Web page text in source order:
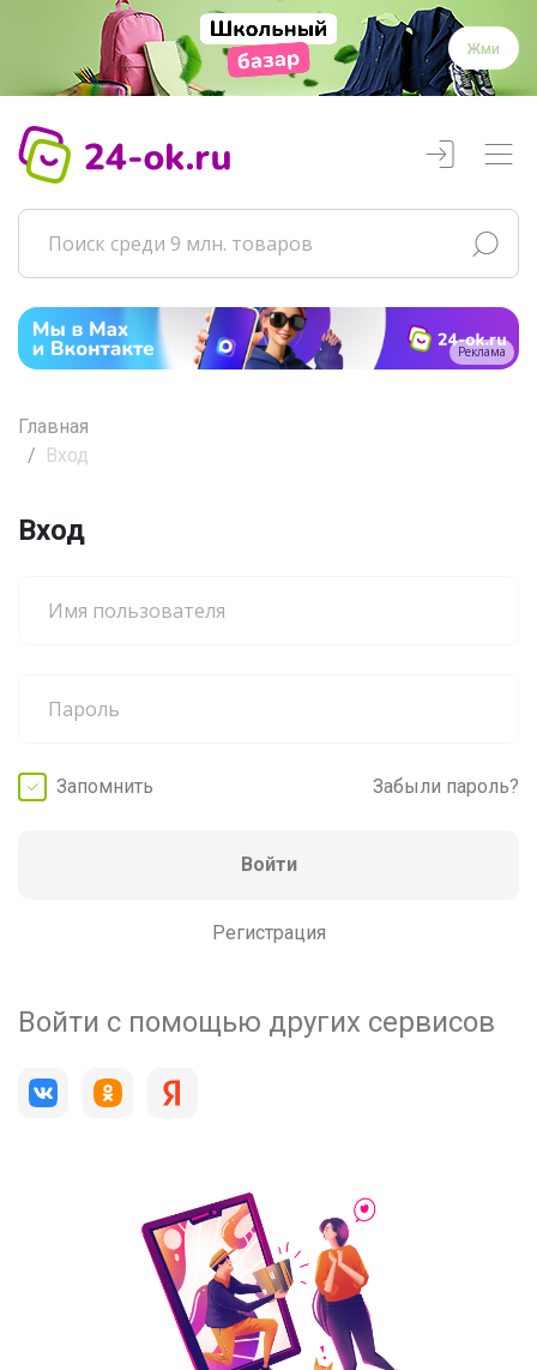
Жми
Реклама
Главная
Вход
Вход
Запомнить Забыли пароль?
Войти
Регистрация
Войти с помощью других сервисов